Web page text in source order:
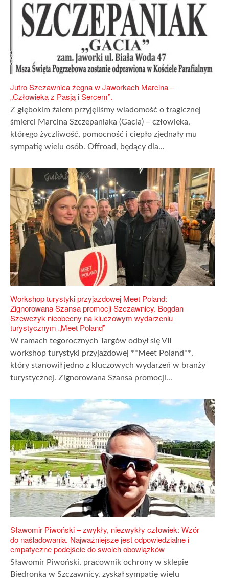
Jutro Szczawnica żegna w Jaworkach Marcina –
„Człowieka z Pasją i Sercem”.
Z głębokim żalem przyjęliśmy wiadomość o tragicznej
śmierci Marcina Szczepaniaka (Gacia) – człowieka,
którego życzliwość, pomocność i ciepło zjednały mu
sympatię wielu osób. Offroad, będący dla...
Workshop turystyki przyjazdowej Meet Poland:
Zignorowana Szansa promocji Szczawnicy. Bogdan
Szewczyk nieobecny na kluczowym wydarzeniu
turystycznym „Meet Poland”
W ramach tegorocznych Targów odbył się VII
workshop turystyki przyjazdowej **Meet Poland**,
który stanowił jedno z kluczowych wydarzeń w branży
turystycznej. Zignorowana Szansa promocji...
Sławomir Piwoński – zwykły, niezwykły człowiek: Wzór
do naśladowania. Najważniejsze jest odpowiedzialne i
empatyczne podejście do swoich obowiązków
Sławomir Piwoński, pracownik ochrony w sklepie
Biedronka w Szczawnicy, zyskał sympatię wielu